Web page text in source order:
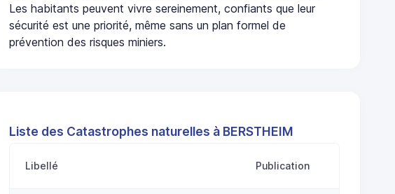
Les habitants peuvent vivre sereinement, confiants que leur
sécurité est une priorité, même sans un plan formel de
prévention des risques miniers.
Liste des Catastrophes naturelles à BERSTHEIM
Libellé Publication